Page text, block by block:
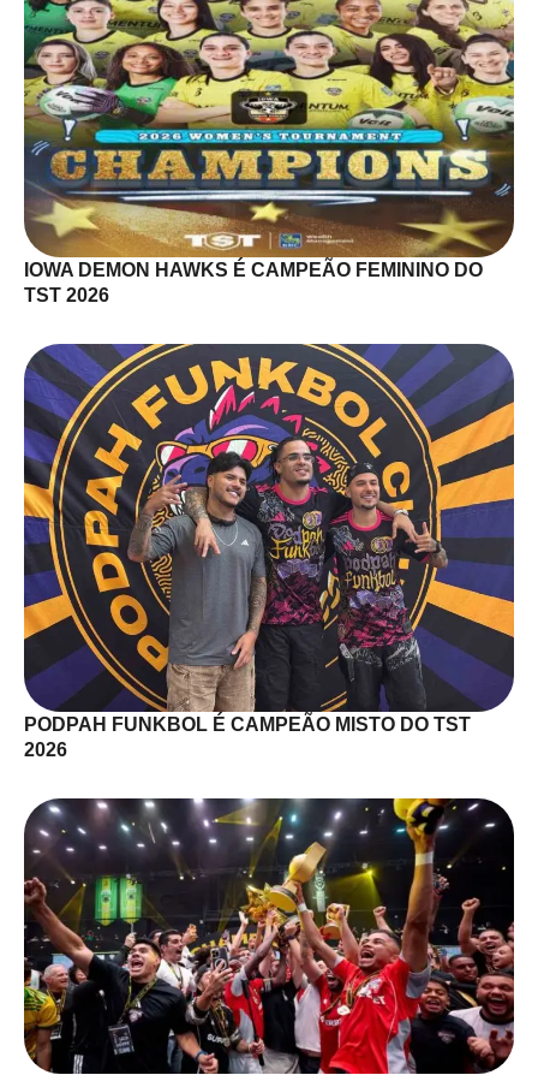
IOWA DEMON HAWKS É CAMPEÃO FEMININO DO
TST 2026
PODPAH FUNKBOL É CAMPEÃO MISTO DO TST
2026